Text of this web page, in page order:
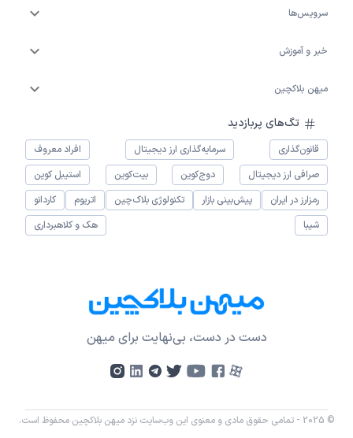
سرویس‌ها
خبر و آموزش
میهن بلاکچین
تگ‌های پربازدید
قانون‌گذاری سرمایه‌گذاری ارز دیجیتال
افراد معروف
صرافی ارز دیجیتال
دوج‌کوین بیت‌کوین
استیبل کوین
رمزارز در ایران
پیش‌بینی بازار تکنولوژی بلاک‌چین اتریوم
کاردانو
شیبا
هک و کلاهبرداری
دست در دست، بی‌نهایت برای میهن
© 2025 - تمامی حقوق مادی و معنوی این وب‌سایت نزد میهن بلاکچین محفوظ است.